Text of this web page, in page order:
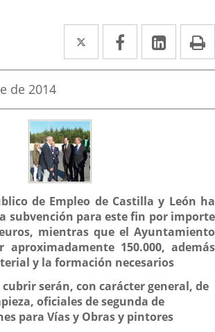
Twitter
Enlace
a
aplicación
externa.
Facebook
Enlace
a
aplicación
Enlace
a
de 2014
de Empleo de Castilla y León ha
subvención para este fin por importe
mientras que el Ayuntamiento
aproximadamente 150.000, además
y la formación necesarios
cubrir serán, con carácter general, de
oficiales de segunda de
para Vías y Obras y pintores